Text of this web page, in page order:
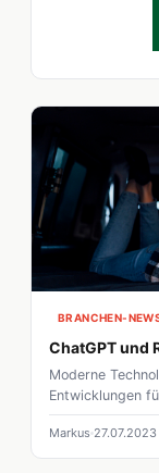
BRANCHEN-
ChatGPT und
Moderne
Entwicklungen
Fortschritte in
nutzen. Kann
Markus 27.07.2023